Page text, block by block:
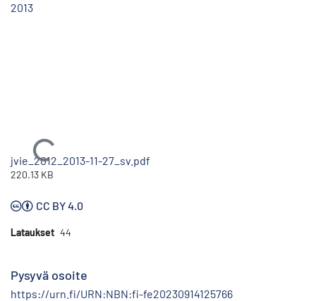
2013
Ladataan...
jvie_2012_2013-11-27_sv.pdf
220.13 KB
CC BY 4.0
Lataukset 44
Pysyvä osoite
https://urn.fi/URN:NBN:fi-fe20230914125766